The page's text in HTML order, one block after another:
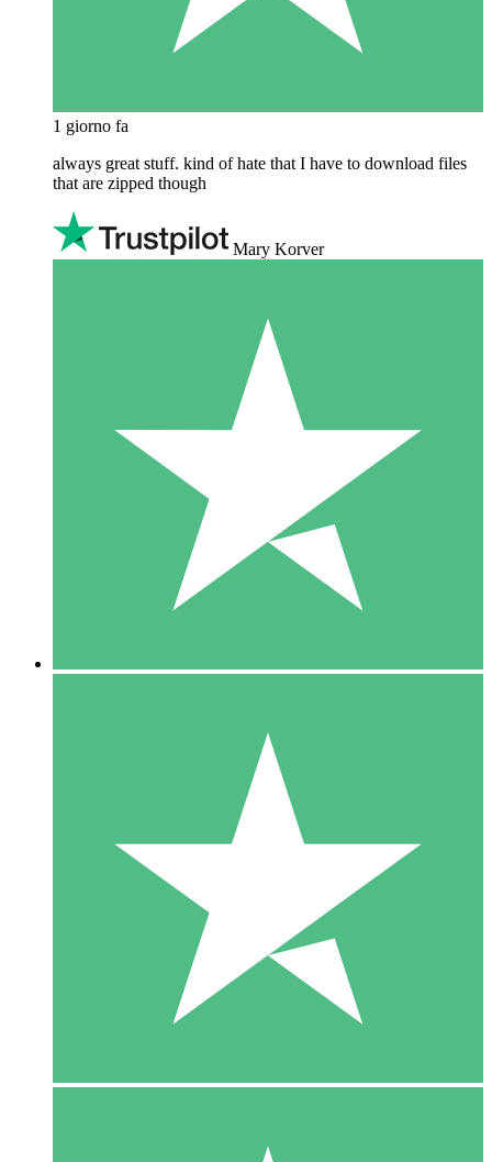
1 giorno fa
always great stuff. kind of hate that I have to download files
that are zipped though
Mary Korver